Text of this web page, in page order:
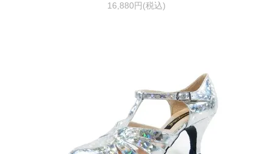
16,880円(税込)